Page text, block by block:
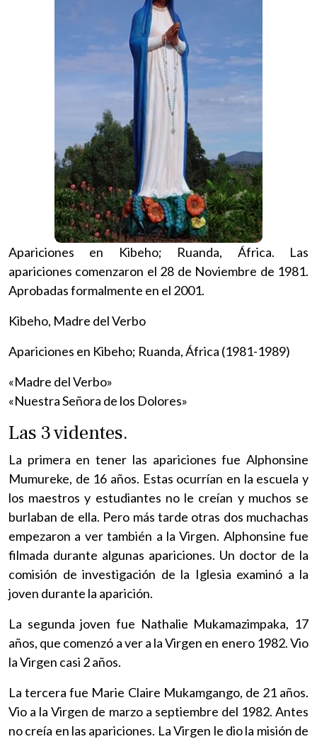
Apariciones en Kibeho; Ruanda, África. Las
apariciones comenzaron el 28 de Noviembre de 1981.
Aprobadas formalmente en el 2001.
Kibeho, Madre del Verbo
Apariciones en Kibeho; Ruanda, África (1981-1989)
«Madre del Verbo»
«Nuestra Señora de los Dolores»
Las 3 videntes.
La primera en tener las apariciones fue Alphonsine
Mumureke, de 16 años. Estas ocurrían en la escuela y
los maestros y estudiantes no le creían y muchos se
burlaban de ella. Pero más tarde otras dos muchachas
empezaron a ver también a la Virgen. Alphonsine fue
filmada durante algunas apariciones. Un doctor de la
comisión de investigación de la Iglesia examinó a la
joven durante la aparición.
La segunda joven fue Nathalie Mukamazimpaka, 17
años, que comenzó a ver a la Virgen en enero 1982. Vio
la Virgen casi 2 años.
La tercera fue Marie Claire Mukamgango, de 21 años.
Vio a la Virgen de marzo a septiembre del 1982. Antes
no creía en las apariciones. La Virgen le dio la misión de